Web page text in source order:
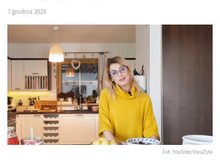
7 grudnia 2023
Fot. YouTube/UwaŻyła